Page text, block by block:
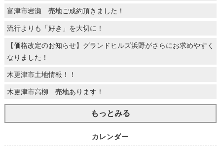
富津市岩瀬 売地ご成約頂きました！
流行よりも「好き」を大切に！
【価格改定のお知らせ】グランドヒルズ浜野がさらにお求めやすく
なりました！
木更津市土地情報！！
木更津市高柳 売地あります！
もっとみる
カレンダー